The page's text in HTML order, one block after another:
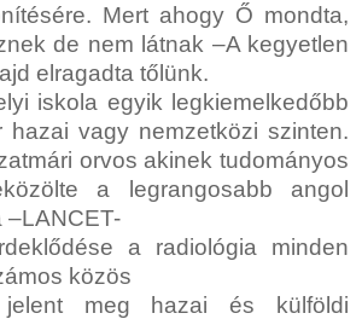
Mert ahogy Ő mondta,
de nem látnak –A kegyetlen
elragadta tőlünk.
iskola egyik legkiemelkedőbb
hazai vagy nemzetközi szinten.
orvos akinek tudományos
a legrangosabb angol
–LANCET-
a radiológia minden
közös
jelent meg hazai és külföldi